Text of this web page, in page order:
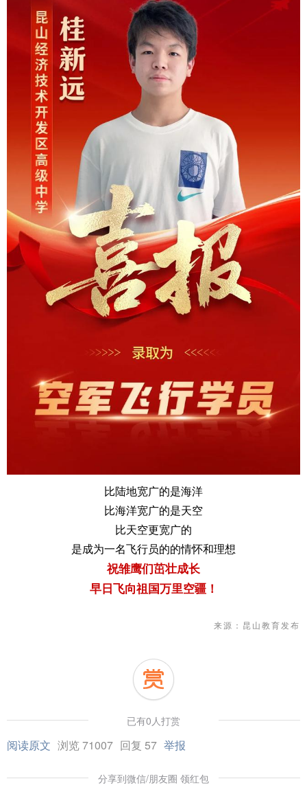
比陆地宽广的是海洋
比海洋宽广的是天空
比天空更宽广的
是成为一名飞行员的的情怀和理想
祝雏鹰们茁壮成长
早日飞向祖国万里空疆！
来源：昆山教育发布
已有0人打赏
阅读原文 浏览 71007 回复 57 举报
分享到微信/朋友圈 领红包